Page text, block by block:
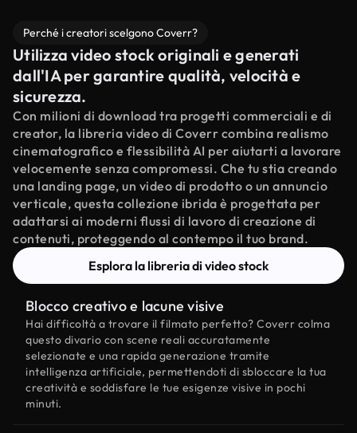
Perché i creatori scelgono Coverr?
Utilizza video stock originali e generati
dall'IA per garantire qualità, velocità e
sicurezza.
Con milioni di download tra progetti commerciali e di
creator, la libreria video di Coverr combina realismo
cinematografico e flessibilità AI per aiutarti a lavorare
velocemente senza compromessi. Che tu stia creando
una landing page, un video di prodotto o un annuncio
verticale, questa collezione ibrida è progettata per
adattarsi ai moderni flussi di lavoro di creazione di
contenuti, proteggendo al contempo il tuo brand.
Esplora la libreria di video stock
Blocco creativo e lacune visive
Hai difficoltà a trovare il filmato perfetto? Coverr colma
questo divario con scene reali accuratamente
selezionate e una rapida generazione tramite
intelligenza artificiale, permettendoti di sbloccare la tua
creatività e soddisfare le tue esigenze visive in pochi
minuti.